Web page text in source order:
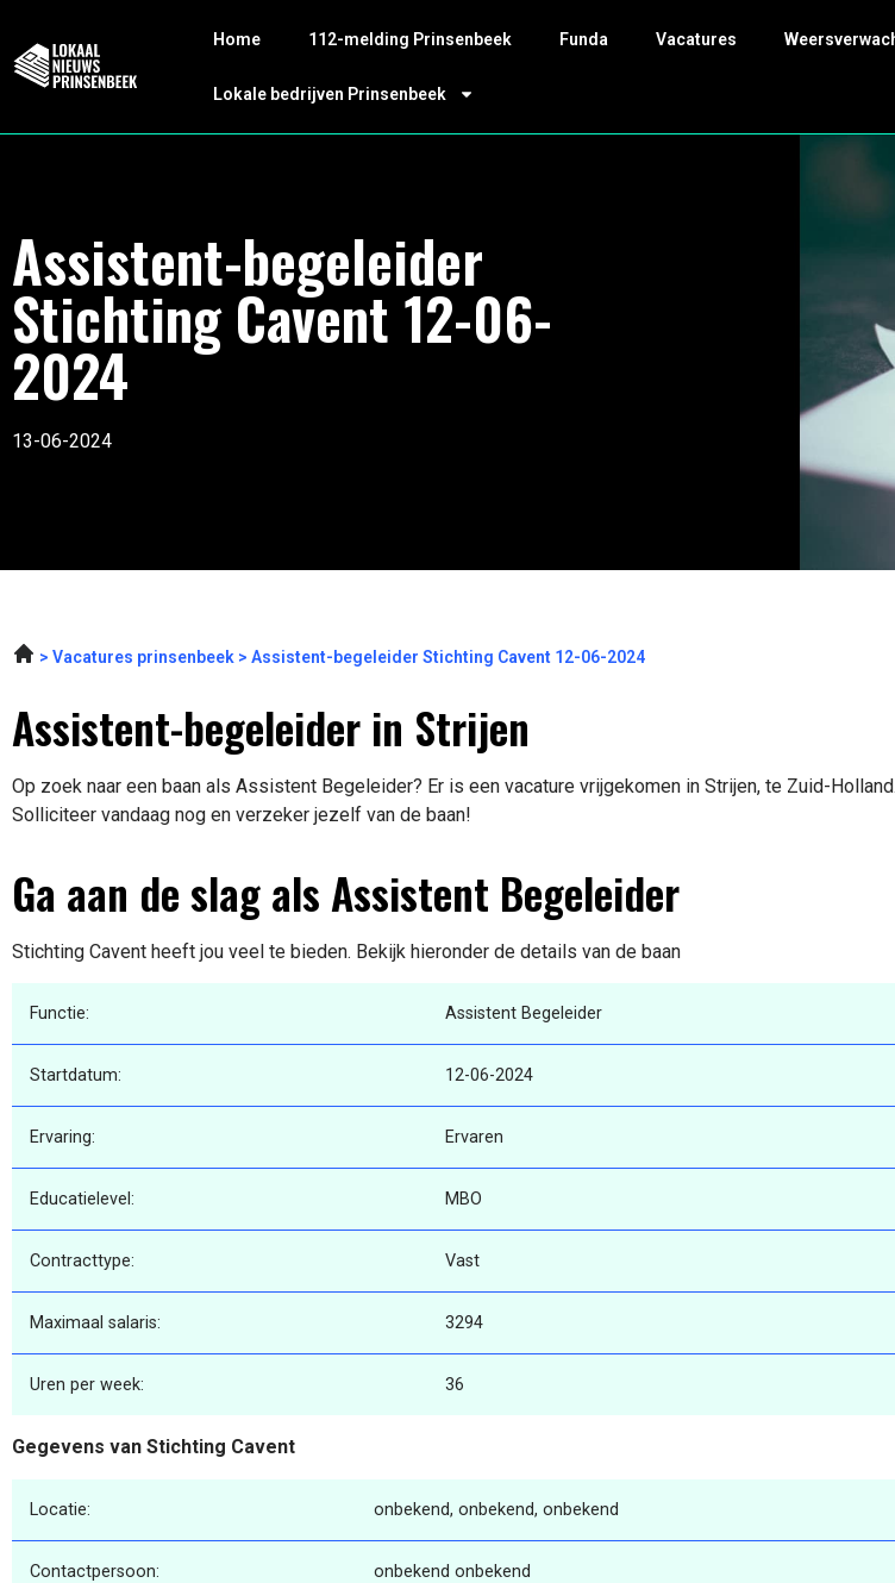
Home 112-melding Prinsenbeek Funda Vacatures
Lokale bedrijven Prinsenbeek
Assistent-begeleider
Stichting Cavent 12-06-
2024
13-06-2024
Vacatures prinsenbeek Assistent-begeleider Stichting Cavent 12-06-2024
Assistent-begeleider in Strijen
Op zoek naar een baan als Assistent Begeleider? Er is een vacature vrijgekomen in Strijen, te Zuid-Holland.
Solliciteer vandaag nog en verzeker jezelf van de baan!
Ga aan de slag als Assistent Begeleider
Stichting Cavent heeft jou veel te bieden. Bekijk hieronder de details van de baan
Functie: Assistent Begeleider
Startdatum: 12-06-2024
Ervaring: Ervaren
Educatielevel: MBO
Contracttype: Vast
Maximaal salaris: 3294
Uren per week: 36
Gegevens van Stichting Cavent
Locatie: onbekend, onbekend, onbekend
Contactpersoon: onbekend onbekend